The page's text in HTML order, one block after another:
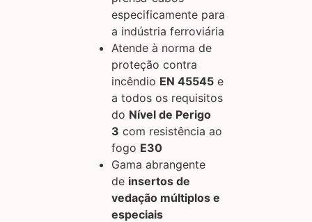
especificamente para
a indústria ferroviária
Atende à norma de
proteção contra
incêndio EN 45545 e
a todos os requisitos
do Nível de Perigo
3 com resistência ao
fogo E30
Gama abrangente
de insertos de
vedação múltiplos e
especiais